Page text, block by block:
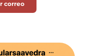
correo